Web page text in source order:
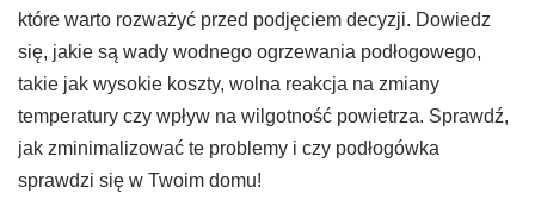
które warto rozważyć przed podjęciem decyzji. Dowiedz
się, jakie są wady wodnego ogrzewania podłogowego,
takie jak wysokie koszty, wolna reakcja na zmiany
temperatury czy wpływ na wilgotność powietrza. Sprawdź,
jak zminimalizować te problemy i czy podłogówka
sprawdzi się w Twoim domu!